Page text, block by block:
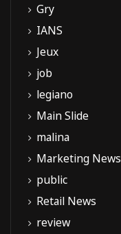
Gry
IANS
Jeux
job
legiano
Main Slide
malina
Marketing News
public
Retail News
review